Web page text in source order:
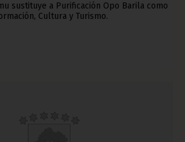
sustituye a Purificación Opo Barila como
Cultura y Turismo.